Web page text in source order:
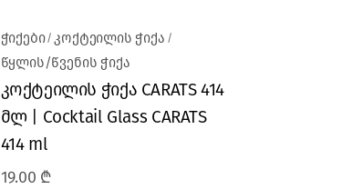
ჭიქები კოქტეილის ჭიქა
წყლის/წვენის ჭიქა
კოქტეილის ჭიქა CARATS 414
მლ | Cocktail Glass CARATS
414 ml
19.00 ₾